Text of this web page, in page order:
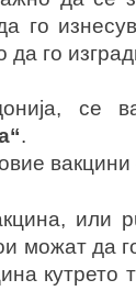
го
да го
се
.
или
можат да
кутрето